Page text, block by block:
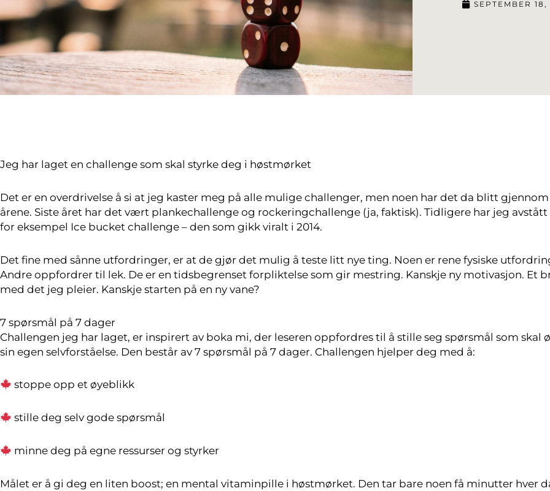
SEPTEMBER
Jeg har laget en challenge som skal styrke deg i høstmørket
Det er en overdrivelse å si at jeg kaster meg på alle mulige challenger, men noen har det da blitt gjennom
årene. Siste året har det vært plankechallenge og rockeringchallenge (ja, faktisk). Tidligere har jeg avstått
for eksempel Ice bucket challenge – den som gikk viralt i 2014.
Det fine med sånne utfordringer, er at de gjør det mulig å teste litt nye ting. Noen er rene fysiske
Andre oppfordrer til lek. De er en tidsbegrenset forpliktelse som gir mestring. Kanskje ny motivasjon. Et
med det jeg pleier. Kanskje starten på en ny vane?
7 spørsmål på 7 dager
Challengen jeg har laget, er inspirert av boka mi, der leseren oppfordres til å stille seg spørsmål som skal
sin egen selvforståelse. Den består av 7 spørsmål på 7 dager. Challengen hjelper deg med å:
stoppe opp et øyeblikk
stille deg selv gode spørsmål
minne deg på egne ressurser og styrker
Målet er å gi deg en liten boost; en mental vitaminpille i høstmørket. Den tar bare noen få minutter hver